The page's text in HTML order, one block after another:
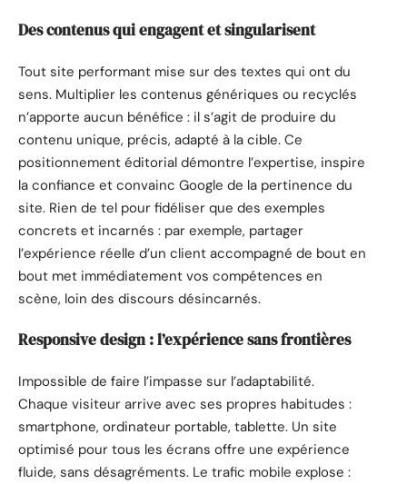
Des contenus qui engagent et singularisent
Tout site performant mise sur des textes qui ont du
sens. Multiplier les contenus génériques ou recyclés
n’apporte aucun bénéfice : il s’agit de produire du
contenu unique, précis, adapté à la cible. Ce
positionnement éditorial démontre l’expertise, inspire
la confiance et convainc Google de la pertinence du
site. Rien de tel pour fidéliser que des exemples
concrets et incarnés : par exemple, partager
l’expérience réelle d’un client accompagné de bout en
bout met immédiatement vos compétences en
scène, loin des discours désincarnés.
Responsive design : l’expérience sans frontières
Impossible de faire l’impasse sur l’adaptabilité.
Chaque visiteur arrive avec ses propres habitudes :
smartphone, ordinateur portable, tablette. Un site
optimisé pour tous les écrans offre une expérience
fluide, sans désagréments. Le trafic mobile explose :